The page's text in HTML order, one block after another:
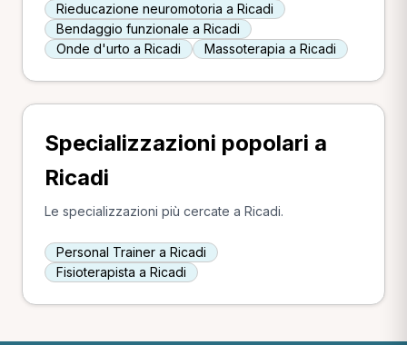
Rieducazione neuromotoria a Ricadi
Bendaggio funzionale a Ricadi
Onde d'urto a Ricadi
Massoterapia a Ricadi
Specializzazioni popolari a
Ricadi
Le specializzazioni più cercate a Ricadi.
Personal Trainer a Ricadi
Fisioterapista a Ricadi